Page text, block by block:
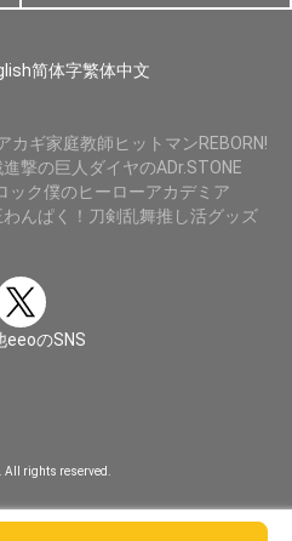
简体字繁体中文
カギ家庭教師ヒットマンREBORN!
進撃の巨人 ダイヤのADr.STONE
ック僕のヒーローアカデミア
わんぱく！刀剣乱舞推し活グッズ
eeoのSNS
All rights reserved.